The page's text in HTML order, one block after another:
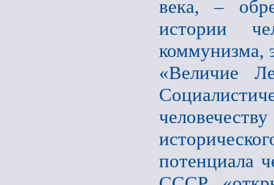
века, –
истории
коммунизма,
«Величие
потенциала